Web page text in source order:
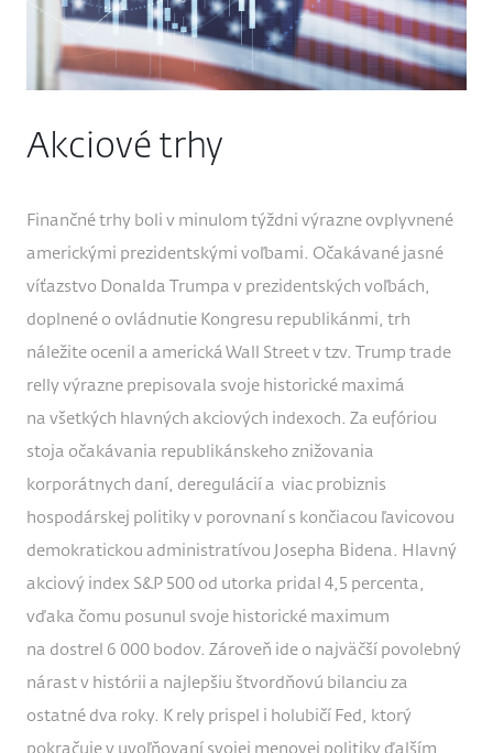
Akciové trhy
Finančné trhy boli v minulom týždni výrazne ovplyvnené
americkými prezidentskými voľbami. Očakávané jasné
víťazstvo Donalda Trumpa v prezidentských voľbách,
doplnené o ovládnutie Kongresu republikánmi, trh
náležite ocenil a americká Wall Street v tzv. Trump trade
relly výrazne prepisovala svoje historické maximá
na všetkých hlavných akciových indexoch. Za eufóriou
stoja očakávania republikánskeho znižovania
korporátnych daní, deregulácií a viac probiznis
hospodárskej politiky v porovnaní s končiacou ľavicovou
demokratickou administratívou Josepha Bidena. Hlavný
akciový index S&P 500 od utorka pridal 4,5 percenta,
vďaka čomu posunul svoje historické maximum
na dostrel 6 000 bodov. Zároveň ide o najväčší povolebný
nárast v histórii a najlepšiu štvordňovú bilanciu za
ostatné dva roky. K rely prispel i holubičí Fed, ktorý
pokračuje v uvoľňovaní svojej menovej politiky ďalším